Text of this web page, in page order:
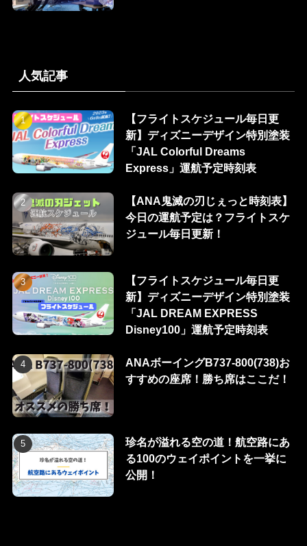
人気記事
【フライトスケジュール毎日更
新】ディズニーデザイン特別塗装
「JAL Colorful Dreams
Express」運航予定時刻表
【ANA鬼滅の刃じぇっと時刻表】
今日の運航予定は？フライトスケ
ジュール毎日更新！
【フライトスケジュール毎日更
新】ディズニーデザイン特別塗装
「JAL DREAM EXPRESS
Disney100」運航予定時刻表
ANAボーイングB737-800(738)お
すすめの座席！勝ち席はここだ！
珍名が溢れる空の道！航空路にあ
る100のウェイポイントを一挙に
公開！